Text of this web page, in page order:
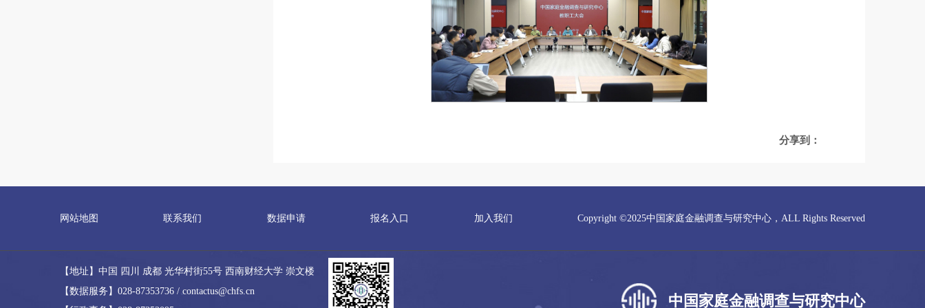
分享到：
网站地图 联系我们 数据申请 报名入口 加入我们 Copyright ©2025中国家庭金融调查与研究中心，ALL Rights Reserved
【地址】中国 四川 成都 光华村街55号 西南财经大学 崇文楼
【数据服务】028-87353736 / contactus@chfs.cn
中国家庭金融调查与研究中心